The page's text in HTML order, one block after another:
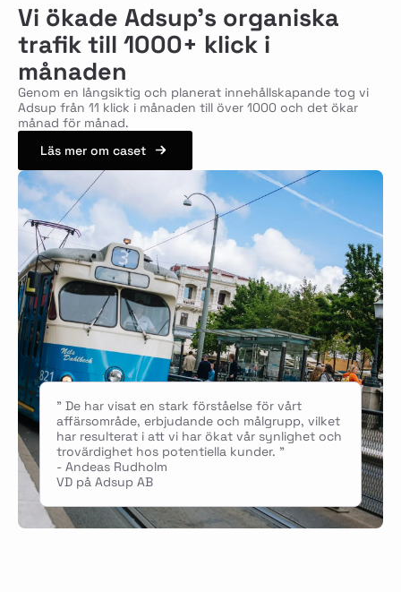
" De har visat en stark förståelse för vårt
affärsområde, erbjudande och målgrupp, vilket
har resulterat i att vi har ökat vår synlighet och
trovärdighet hos potentiella kunder. "
- Andeas Rudholm
VD på Adsup AB
Vi ökade Adsup's organiska
trafik till 1000+ klick i
månaden
Genom en långsiktig och planerat innehållskapande tog vi
Adsup från 11 klick i månaden till över 1000 och det ökar
månad för månad.
Läs mer om caset